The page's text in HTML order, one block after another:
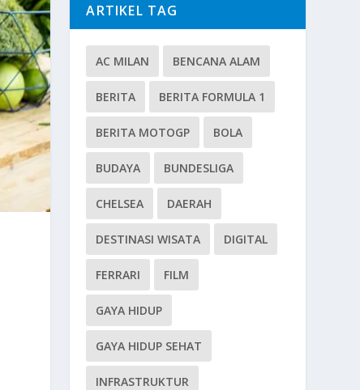
ARTIKEL TAG
AC MILAN BENCANA ALAM
BERITA BERITA FORMULA 1
BERITA MOTOGP BOLA
BUDAYA BUNDESLIGA
CHELSEA DAERAH
DESTINASI WISATA DIGITAL
FERRARI FILM
GAYA HIDUP
GAYA HIDUP SEHAT
INFRASTRUKTUR